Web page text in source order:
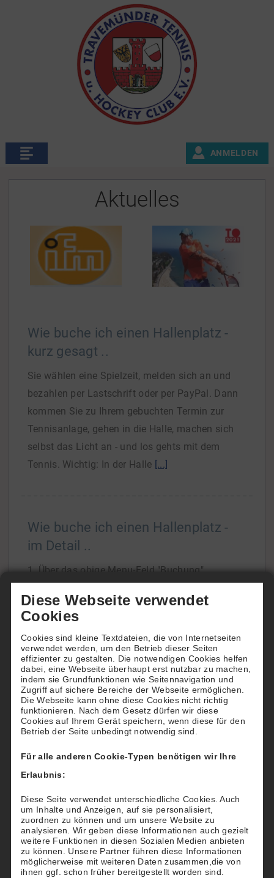
ANMELDEN
Aktuelles
Wie buche ich einen Hallenplatz -
kurz gesagt ..
Sie wählen eine Spielzeit, melden sich an und
bezahlen per Lastschrift oder per PayPal. Dann
kommen Sie zu Ihrem gebuchten Termin zur
Tennisanlage, gehen in die Halle, machen sich
selbst das Licht an - und los gehts mit dem
Tennis. Wichtig: In der Halle [...]
Wie buche ich einen Hallenplatz -
im Detail ..
1. Über das obige Menu-Feld "Buchung"
Tennisfelder.
In der Tagesansicht oder der Wochenansicht
ersehen Sie die Platzbelegung und freie Zeiten.
Wenn Sie die Belegung über einen späteren
Zeitraum einsehen[...]
Wie buchen Hotels für Ihre Gäste
Möchten Sie Ihren Gästen einen besonderen
"Tennis-Service" bieten?
Dann reservieren und buchen Sie für Ihre Gäste
nach deren Wünschen einen Tennisplatz beim
TTHC.
Gern richten wir Ihnen einen eigenen Account zu
Hotel-Konditionen ein.
Diese Webseite verwendet
Cookies
Cookies sind kleine Textdateien, die von Internetseiten
verwendet werden, um den Betrieb dieser Seiten
effizienter zu gestalten. Die notwendigen Cookies helfen
dabei, eine Webseite überhaupt erst nutzbar zu machen,
indem sie Grundfunktionen wie Seitennavigation und
Zugriff auf sichere Bereiche der Webseite ermöglichen.
Die Webseite kann ohne diese Cookies nicht richtig
funktionieren. Nach dem Gesetz dürfen wir diese
Cookies auf Ihrem Gerät speichern, wenn diese für den
Betrieb der Seite unbedingt notwendig sind.
Für alle anderen Cookie-Typen benötigen wir Ihre
Erlaubnis:
Diese Seite verwendet unterschiedliche Cookies. Auch
um Inhalte und Anzeigen, auf sie personalisiert,
zuordnen zu können und um unsere Website zu
analysieren. Wir geben diese Informationen auch gezielt
weitere Funktionen in diesen Sozialen Medien anbieten
zu können. Unsere Partner führen diese Informationen
möglicherweise mit weiteren Daten zusammen,die von
ihnen ggf. schon früher bereitgestellt worden sind.